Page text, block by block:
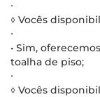
∙
◊ Vocês
∙
• Sim,
toalha de piso;
∙
◊ Vocês